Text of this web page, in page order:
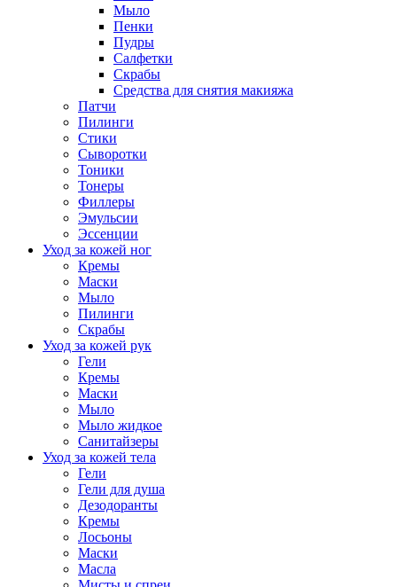
Мыло
Пенки
Пудры
Салфетки
Скрабы
Средства для снятия макияжа
Патчи
Пилинги
Стики
Сыворотки
Тоники
Тонеры
Филлеры
Эмульсии
Эссенции
Уход за кожей ног
Кремы
Маски
Мыло
Пилинги
Скрабы
Уход за кожей рук
Гели
Кремы
Маски
Мыло
Мыло жидкое
Санитайзеры
Уход за кожей тела
Гели
Гели для душа
Дезодоранты
Кремы
Лосьоны
Маски
Масла